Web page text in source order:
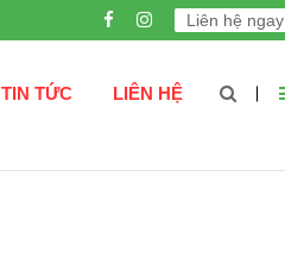
Liên hệ ngay
TIN TỨC LIÊN HỆ